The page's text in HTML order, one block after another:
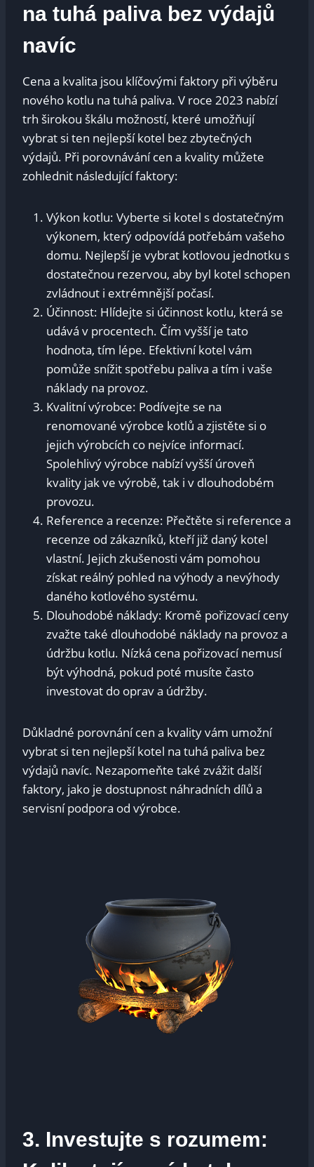
na tuhá paliva bez výdajů
navíc
Cena a kvalita jsou klíčovými faktory ⁢při výběru
⁤nového kotlu na tuhá⁢ paliva. V roce ⁣2023 nabízí
‍trh širokou škálu možností, ‌které umožňují
vybrat ‌si ‌ten nejlepší kotel bez zbytečných⁣
výdajů. Při porovnávání cen a kvality‌ můžete
zohlednit​ následující faktory:
Výkon​ kotlu:‍ Vyberte si⁢ kotel s dostatečným‌
výkonem, který odpovídá potřebám⁢ vašeho
domu. Nejlepší je​ vybrat kotlovou jednotku s
dostatečnou rezervou, aby byl ‌kotel ‌schopen
‍zvládnout i ⁤extrémnější počasí.
Účinnost: ⁢Hlídejte si účinnost kotlu,‌ která se‌
udává v⁣ procentech. Čím vyšší je tato
hodnota, tím lépe. Efektivní kotel vám
pomůže ⁤snížit spotřebu ‍paliva a⁤ tím i vaše
náklady na provoz.
Kvalitní výrobce: Podívejte se na
renomované ⁢výrobce kotlů a zjistěte si ‍o
jejich výrobcích co ‌nejvíce informací.
Spolehlivý ​výrobce nabízí vyšší‌ úroveň
kvality jak ve výrobě,⁢ tak i ​v dlouhodobém
‍provozu.
Reference a recenze: Přečtěte si ⁢reference a
recenze ⁤od ⁢zákazníků, kteří již daný ‌kotel
vlastní.⁣ Jejich zkušenosti ⁣vám pomohou
získat reálný pohled‍ na výhody a nevýhody
daného kotlového systému.
Dlouhodobé⁢ náklady:‍ Kromě pořizovací ceny
zvažte také dlouhodobé⁢ náklady na ‌provoz ⁤a
údržbu kotlu. Nízká cena pořizovací nemusí
být‌ výhodná, pokud poté musíte často
investovat do⁣ oprav a‍ údržby.
Důkladné porovnání cen ​a kvality vám umožní
vybrat si ten nejlepší kotel na tuhá paliva bez
výdajů navíc. Nezapomeňte⁤ také zvážit⁣ další
faktory, jako je dostupnost náhradních dílů a
servisní podpora od výrobce.
3. Investujte s‍ rozumem: